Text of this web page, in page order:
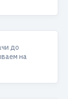
до
на